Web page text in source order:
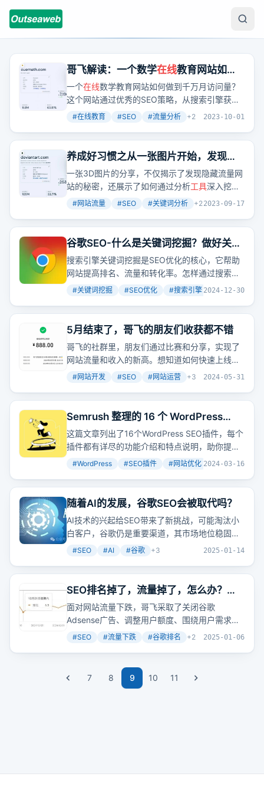
哥飞解读：一个数学在线教育网站如何
做到一千万月访问量
一个在线数学教育网站如何做到千万月访问量？
这个网站通过优秀的SEO策略，从搜索引擎获取
了大量流量，特别是在印度和美国市场。
#在线教育 #SEO #流量分析 +2 2023-10-01
养成好习惯之从一张图片开始，发现一
个月访问量1亿的网站
一张3D图片的分享，不仅揭示了发现隐藏流量网
站的秘密，还展示了如何通过分析工具深入挖掘
网站的流量来源和关键词策略。
#网站流量 #SEO #关键词分析 +22023-09-17
谷歌SEO-什么是关键词挖掘？做好关键
词的挖掘只需掌握这3种方法！
搜索引擎关键词挖掘是SEO优化的核心，它帮助
网站提高排名、流量和转化率。怎样通过搜索引
擎自动完成、Google Adwords工具和分析竞争
#关键词挖掘 #SEO优化 #搜索引擎 +2
2024-12-30
5月结束了，哥飞的朋友们收获都不错
哥飞的社群里，朋友们通过比赛和分享，实现了
网站流量和收入的新高。想知道如何快速上线内
容型AI工具
站，降低开发成本，提升SEO和运营
#网站开发 #SEO #网站运营 +3 2024-05-31
Semrush 整理的 16 个 WordPress
SEO 插件 2024 版
这篇文章列出了16个WordPress SEO插件，每个
插件都有详尽的功能介绍和特点说明，助你提升
网站SEO表现。但这么多
工具，究竟哪个最适合
#WordPress #SEO插件 #网站优化 +2
2024-03-16
随着AI的发展，谷歌SEO会被取代吗？
AI技术的兴起给SEO带来了新挑战，可能淘汰小
白客户，谷歌仍是重要渠道，其市场地位稳固，
内容质量和用户体验是关键，数据分析助力精准
应潮流提升能力。
#SEO #AI #谷歌 +3 2025-01-14
SEO排名掉了，流量掉了，怎么办？看
哥飞给你表演妙手回春
面对网站流量下跌，哥飞采取了关闭谷歌
Adsense广告、调整用户额度、围绕用户需求开
发小工具
等措施，有效提升了跳出率、人均访问
#SEO #流量下跌 #谷歌排名 +2 2025-01-06
7 8 9 10 11